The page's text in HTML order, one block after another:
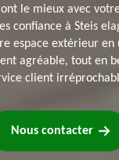
le mieux avec
confiance à Steis
espace extérieur en
agréable, tout en
client
Nous contacter